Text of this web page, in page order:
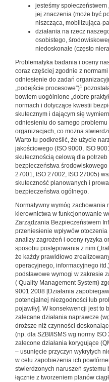
jesteśmy
jej znaczenia (może być
niszcząca, mobilizująca-
działania na rzecz
osobistego,
niedoskonałe (często
Problematyka badania i oceny
coraz częściej zgodnie z
odniesienie do zadań
„podejście procesowe”)1
bowiem uogólnione „dobre
normach i dotyczące kwestii
skutecznym i dającym się
odniesieniu do samego
organizacjach, co można
Warto tu podkreślić, że użycie
jakościowego (ISO 9000, ISO
skutecznością celową dla
bezpieczeństwa
27001, ISO 27002, ISO 27005)
skuteczność planowanych i
bezpieczeństwa ogólnego.
Normatywny wymóg zachowania
kierownictwa w funkcjonowanie
Zarządzania Bezpieczeństwem
przeniesienie wpływów
analizy zagrożeń i oceny ryzyka
sposobu postępowania z nim
że każdy prawidłowo
operacyjnego, informacyjnego
podstawowe wymogi w zakresie
( Quality Management System)
9001:2008 [Działania
potencjalnej niezgodności lub
pojawiły]. W konsekwencji jest to
zalecane działania naprawcze
droższe niż czynności
(np. dla SZBI/ISMS wg normy
zalecone działania korygujące
– usunięcie przyczyn wykrytych
w celu zapobieżenia ich
stwierdzonych naruszeń systemu
łącznie z tworzeniem planów